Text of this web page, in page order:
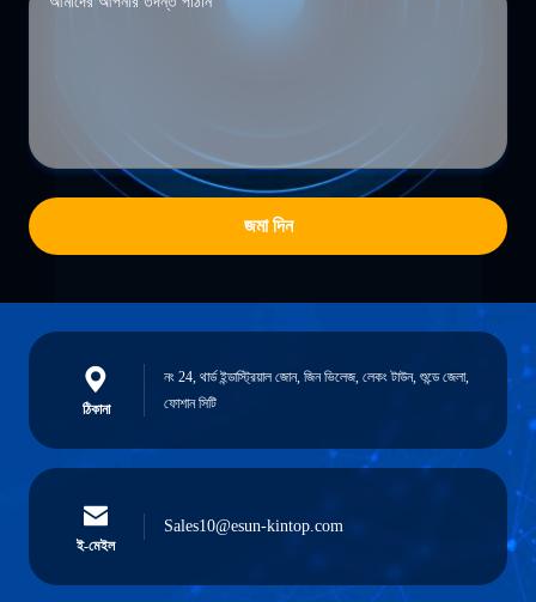
জমা দিন
ঠিকানা
নং 24, থার্ড ইন্ডাস্ট্রিয়াল জোন, জিন ভিলেজ, লেকং টাউন, শুন্ডে জেলা,
ফোশান সিটি
ই-মেইল
Sales10@esun-kintop.com